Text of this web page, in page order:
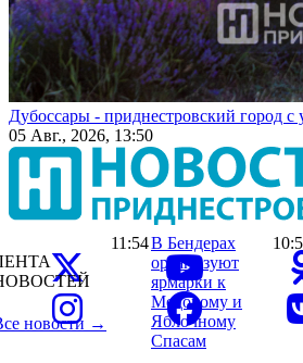
Дубоссары - приднестровский город с
05 Авг., 2026, 13:50
новости →
11:54В Бендерах
организуют
ярмарки к
Медовому и
Яблочному
Спасам